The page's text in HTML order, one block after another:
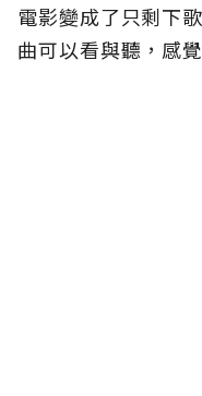
電影變成了只剩下
曲可以看與聽，感